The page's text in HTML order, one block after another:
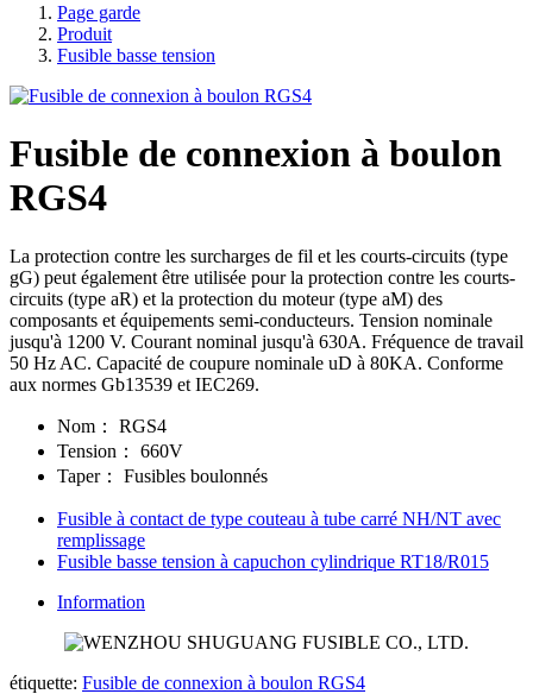
Page garde
Produit
Fusible basse tension
Fusible de connexion à boulon
RGS4
La protection contre les surcharges de fil et les courts-circuits (type
gG) peut également être utilisée pour la protection contre les courts-
circuits (type aR) et la protection du moteur (type aM) des
composants et équipements semi-conducteurs. Tension nominale
jusqu'à 1200 V. Courant nominal jusqu'à 630A. Fréquence de travail
50 Hz AC. Capacité de coupure nominale uD à 80KA. Conforme
aux normes Gb13539 et IEC269.
Nom：
RGS4
Tension：
660V
Taper：
Fusibles boulonnés
Fusible à contact de type couteau à tube carré NH/NT avec
remplissage
Fusible basse tension à capuchon cylindrique RT18/R015
Information
étiquette: Fusible de connexion à boulon RGS4